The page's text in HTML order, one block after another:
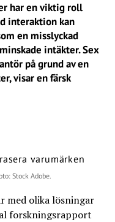
har en viktig roll
interaktion kan
en misslyckad
intäkter. Sex
på grund av en
visar en färsk
Stock Adobe.
med olika lösningar
forskningsrapport